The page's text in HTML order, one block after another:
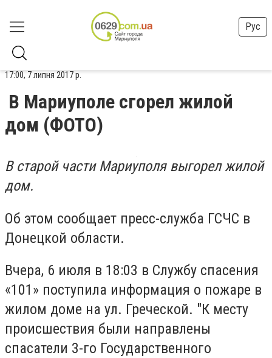
Рус
17:00, 7 липня 2017 р.
В Мариуполе сгорел жилой
дом (ФОТО)
В старой части Мариуполя выгорел жилой
дом.
Об этом сообщает пресс-служба ГСЧС в
Донецкой области.
Вчера, 6 июля в 18:03 в Службу спасения
«101» поступила информация о пожаре в
жилом доме на ул. Греческой. "К месту
происшествия были направлены
спасатели 3-го Государственного